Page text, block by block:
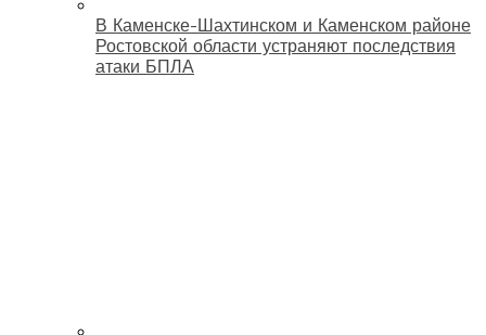
В Каменске-Шахтинском и Каменском районе
Ростовской области устраняют последствия
атаки БПЛА